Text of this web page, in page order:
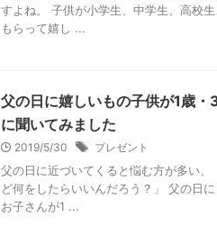
すよね。 子供が小学生、中学生、高校
もらって嬉し ...
父の日に嬉しいもの子供が1歳
に聞いてみました
2019/5/30 プレゼント
父の日に近づいてくると悩む方が多い
ど何をしたらいいんだろう？」 父の日
お子さんが1 ...